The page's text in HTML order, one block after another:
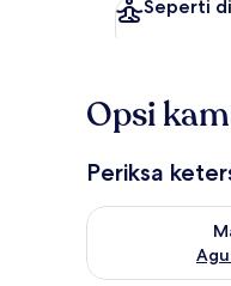
Seperti
Opsi
Periksa
Periksa